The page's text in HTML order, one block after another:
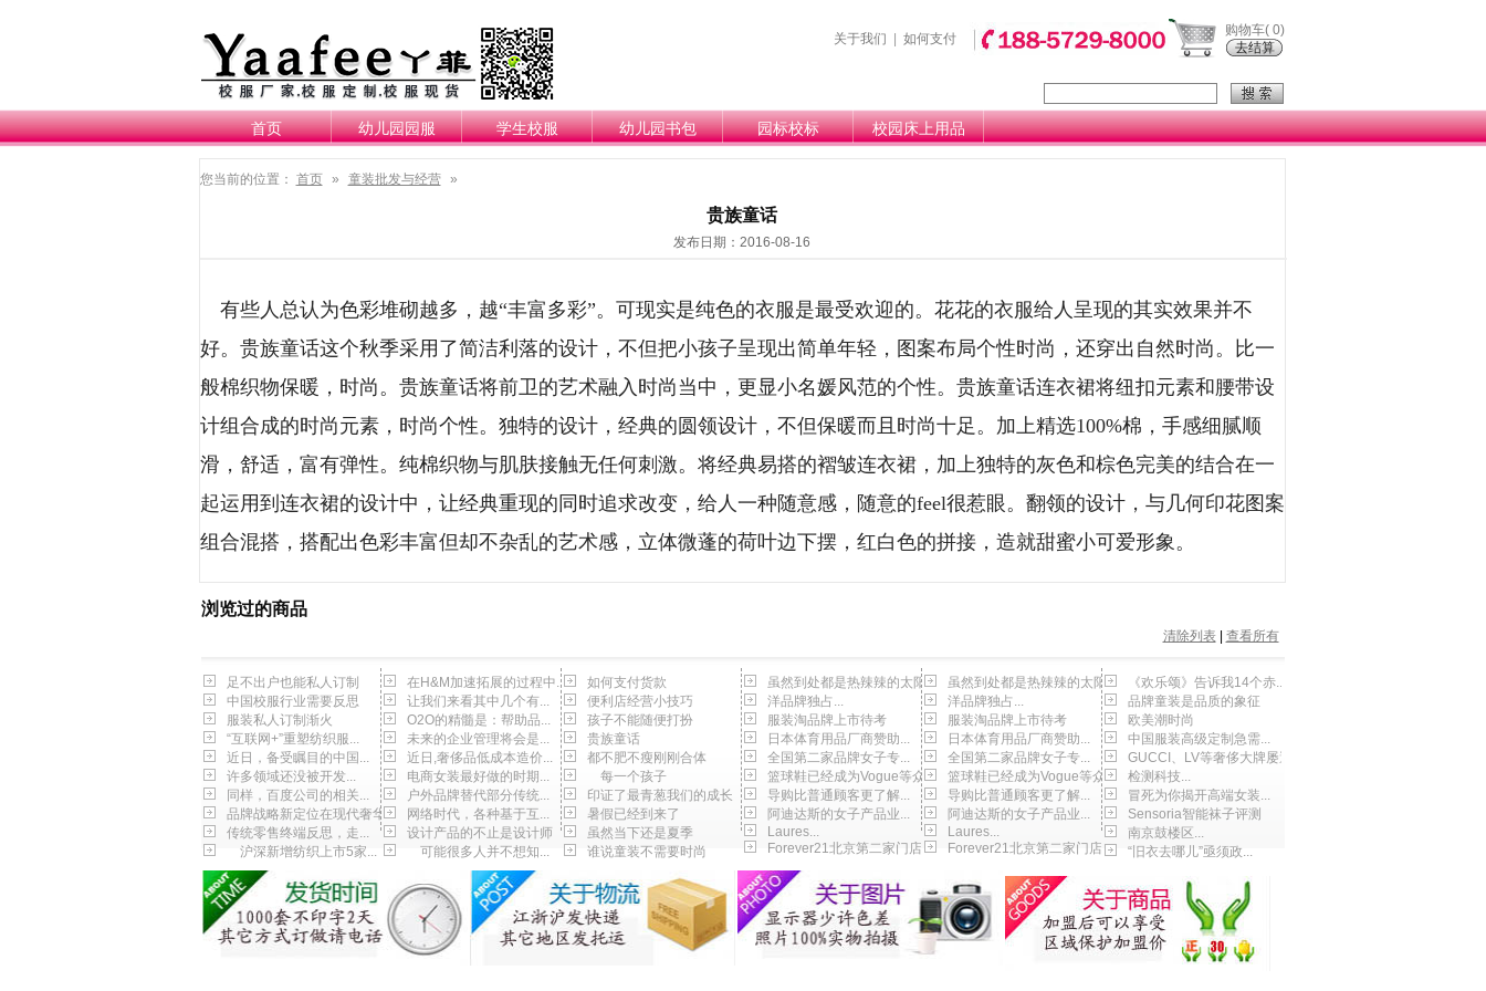
购物车( 0)
去结算
关于我们 如何支付
首页 幼儿园园服 学生校服 幼儿园书包 园标校标 校园床上用品
您当前的位置： 首页 » 童装批发与经营 »
贵族童话
发布日期：2016-08-16
有些人总认为色彩堆砌越多，越“丰富多彩”。可现实是纯色的衣服是最受欢迎的。花花的衣服给人呈现的其实效果并不
好。贵族童话这个秋季采用了简洁利落的设计，不但把小孩子呈现出简单年轻，图案布局个性时尚，还穿出自然时尚。比一
般棉织物保暖，时尚。贵族童话将前卫的艺术融入时尚当中，更显小名媛风范的个性。 贵族童话连衣裙将纽扣元素和腰带设
计组合成的时尚元素，时尚个性。独特的设计，经典的圆领设计，不但保暖而且时尚十足。加上精选100%棉，手感细腻顺
滑，舒适，富有弹性。纯棉织物与肌肤接触无任何刺激。将经典易搭的褶皱连衣裙，加上独特的灰色和棕色完美的结合在一
起运用到连衣裙的设计中，让经典重现的同时追求改变，给人一种随意感，随意的feel很惹眼。翻领的设计，与几何印花图案
组合混搭，搭配出色彩丰富但却不杂乱的艺术感，立体微蓬的荷叶边下摆，红白色的拼接，造就甜蜜小可爱形象。
浏览过的商品
清除列表| 查看所有
足不出户也能私人订制
中国校服行业需要反思
服装私人订制渐火
“互联网+”重塑纺织服...
近日，备受瞩目的中国...
许多领域还没被开发...
同样，百度公司的相关...
品牌战略新定位在现代奢华
传统零售终端反思，走...
沪深新增纺织上市5家...
在H&M加速拓展的过程中...
让我们来看其中几个有...
O2O的精髓是：帮助品...
未来的企业管理将会是...
近日,奢侈品低成本造价...
电商女装最好做的时期...
户外品牌替代部分传统...
网络时代，各种基于互...
设计产品的不止是设计师
可能很多人并不想知...
如何支付货款
便利店经营小技巧
孩子不能随便打扮
贵族童话
都不肥不瘦刚刚合体
每一个孩子
印证了最青葱我们的成长
暑假已经到来了
虽然当下还是夏季
谁说童装不需要时尚
虽然到处都是热辣辣的太阳
洋品牌独占...
服装淘品牌上市待考
日本体育用品厂商赞助...
全国第二家品牌女子专...
篮球鞋已经成为Vogue等众...
导购比普通顾客更了解...
阿迪达斯的女子产品业...
Laures...
Forever21北京第二家门店...
虽然到处都是热辣辣的太阳
洋品牌独占...
服装淘品牌上市待考
日本体育用品厂商赞助...
全国第二家品牌女子专...
篮球鞋已经成为Vogue等众...
导购比普通顾客更了解...
阿迪达斯的女子产品业...
Laures...
Forever21北京第二家门店...
《欢乐颂》告诉我14个赤...
品牌童装是品质的象征
欧美潮时尚
中国服装高级定制急需...
GUCCI、LV等奢侈大牌屡遭...
检测科技...
冒死为你揭开高端女装...
Sensoria智能袜子评测
南京鼓楼区...
“旧衣去哪儿”亟须政...